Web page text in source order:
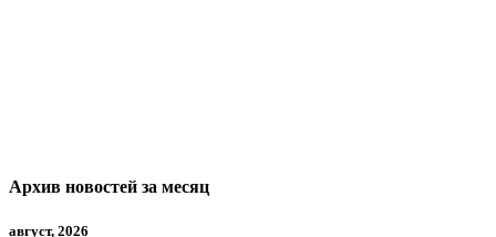
Архив новостей за месяц
август, 2026